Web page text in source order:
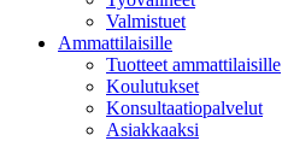
Valmistuet
Ammattilaisille
Tuotteet ammattilaisille
Koulutukset
Konsultaatiopalvelut
Asiakkaaksi